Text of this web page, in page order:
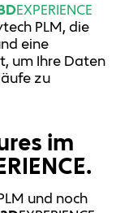
EXPERIENCE
PLM, die
eine
um Ihre Daten
zu
im
und noch